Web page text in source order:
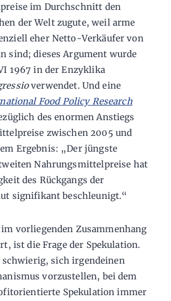
im Durchschnitt den
der Welt zugute, weil arme
eher Netto-Verkäufer von
sind; dieses Argument wurde
1967 in der Enzyklika
verwendet. Und eine
Food Policy Research
des enormen Anstiegs
zwischen 2005 und
Ergebnis: „Der jüngste
Nahrungsmittelpreise hat
des Rückgangs der
signifikant beschleunigt.“
vorliegenden Zusammenhang
ist die Frage der Spekulation.
sich irgendeinen
vorzustellen, bei dem
Spekulation immer